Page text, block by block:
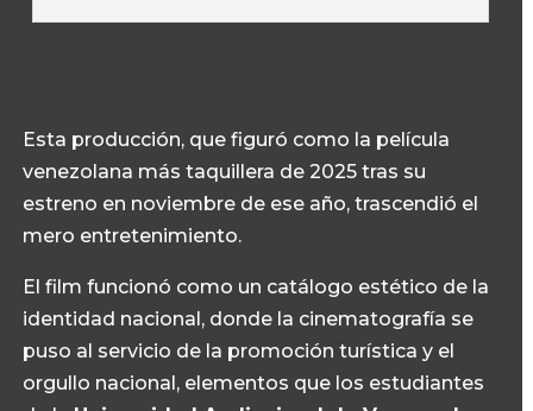
Esta producción, que figuró como la película
venezolana más taquillera de 2025 tras su
estreno en noviembre de ese año, trascendió el
mero entretenimiento.
El film funcionó como un catálogo estético de la
identidad nacional, donde la cinematografía se
puso al servicio de la promoción turística y el
orgullo nacional, elementos que los estudiantes